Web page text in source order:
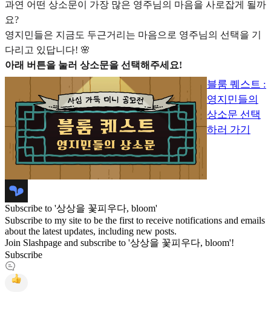
과연 어떤 상소문이 가장 많은 영주님의 마음을 사로잡게 될까
요?
영지민들은 지금도 두근거리는 마음으로 영주님의 선택을 기
다리고 있답니다! 🌸
아래 버튼을 눌러 상소문을 선택해주세요!
블룸 퀘스트 :
영지민들의
상소문 선택
하러 가기
Subscribe to '상상을 꽃피우다, bloom'
Subscribe to my site to be the first to receive notifications and emails
about the latest updates, including new posts.
Join Slashpage and subscribe to '상상을 꽃피우다, bloom'!
Subscribe